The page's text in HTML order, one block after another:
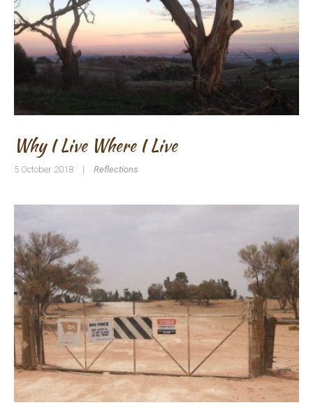
Why I Live Where I Live
5 October 2018 | Reflections